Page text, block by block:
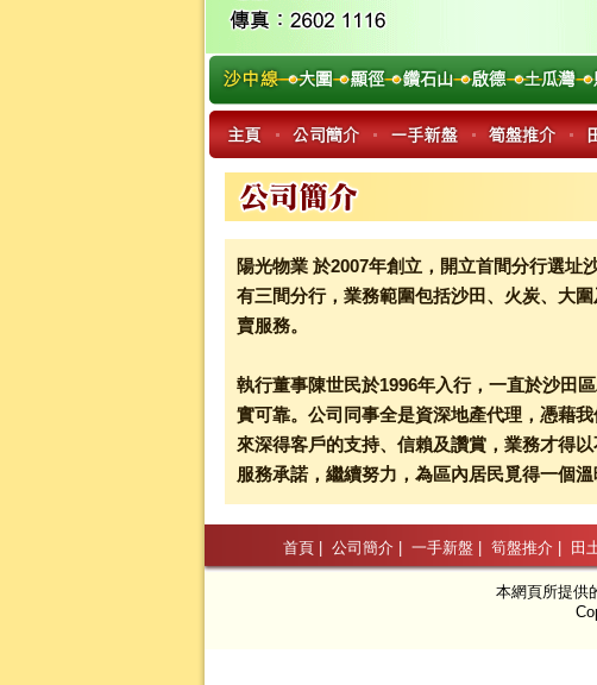
陽光物業 於2007年創立，開立首間分行選址
有三間分行，業務範圍包括沙田、火炭、大
賣服務。
執行董事陳世民於1996年入行，一直於沙田
實可靠。公司同事全是資深地產代理，憑藉
來深得客戶的支持、信賴及讚賞，業務才得
服務承諾，繼續努力，為區內居民覓得一個溫
首頁| 公司簡介| 一手新盤| 筍盤推介| 田
本網頁所提供